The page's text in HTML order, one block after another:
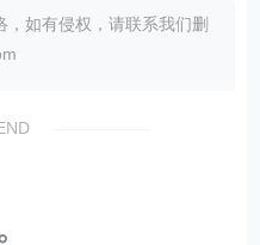
如有侵权，请联系我们删